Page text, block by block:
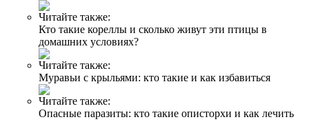
Читайте также:
Кто такие кореллы и сколько живут эти птицы в
домашних условиях?
Читайте также:
Муравьи с крыльями: кто такие и как избавиться
Читайте также:
Опасные паразиты: кто такие описторхи и как лечить